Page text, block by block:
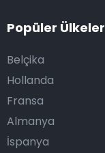
Popüler Ülkeler
Belçika
Hollanda
Fransa
Almanya
İspanya